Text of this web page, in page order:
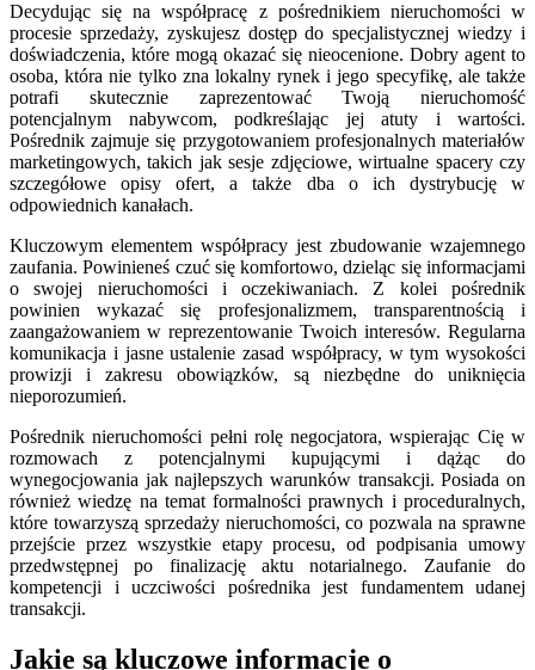
Decydując się na współpracę z pośrednikiem nieruchomości w
procesie sprzedaży, zyskujesz dostęp do specjalistycznej wiedzy i
doświadczenia, które mogą okazać się nieocenione. Dobry agent to
osoba, która nie tylko zna lokalny rynek i jego specyfikę, ale także
potrafi skutecznie zaprezentować Twoją nieruchomość
potencjalnym nabywcom, podkreślając jej atuty i wartości.
Pośrednik zajmuje się przygotowaniem profesjonalnych materiałów
marketingowych, takich jak sesje zdjęciowe, wirtualne spacery czy
szczegółowe opisy ofert, a także dba o ich dystrybucję w
odpowiednich kanałach.
Kluczowym elementem współpracy jest zbudowanie wzajemnego
zaufania. Powinieneś czuć się komfortowo, dzieląc się informacjami
o swojej nieruchomości i oczekiwaniach. Z kolei pośrednik
powinien wykazać się profesjonalizmem, transparentnością i
zaangażowaniem w reprezentowanie Twoich interesów. Regularna
komunikacja i jasne ustalenie zasad współpracy, w tym wysokości
prowizji i zakresu obowiązków, są niezbędne do uniknięcia
nieporozumień.
Pośrednik nieruchomości pełni rolę negocjatora, wspierając Cię w
rozmowach z potencjalnymi kupującymi i dążąc do
wynegocjowania jak najlepszych warunków transakcji. Posiada on
również wiedzę na temat formalności prawnych i proceduralnych,
które towarzyszą sprzedaży nieruchomości, co pozwala na sprawne
przejście przez wszystkie etapy procesu, od podpisania umowy
przedwstępnej po finalizację aktu notarialnego. Zaufanie do
kompetencji i uczciwości pośrednika jest fundamentem udanej
transakcji.
Jakie są kluczowe informacje o